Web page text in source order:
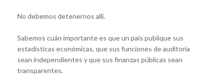
No debemos detenernos allí.
Sabemos cuán importante es que un país publique sus
estadísticas económicas, que sus funciones de auditoría
sean independientes y que sus finanzas públicas sean
transparentes.